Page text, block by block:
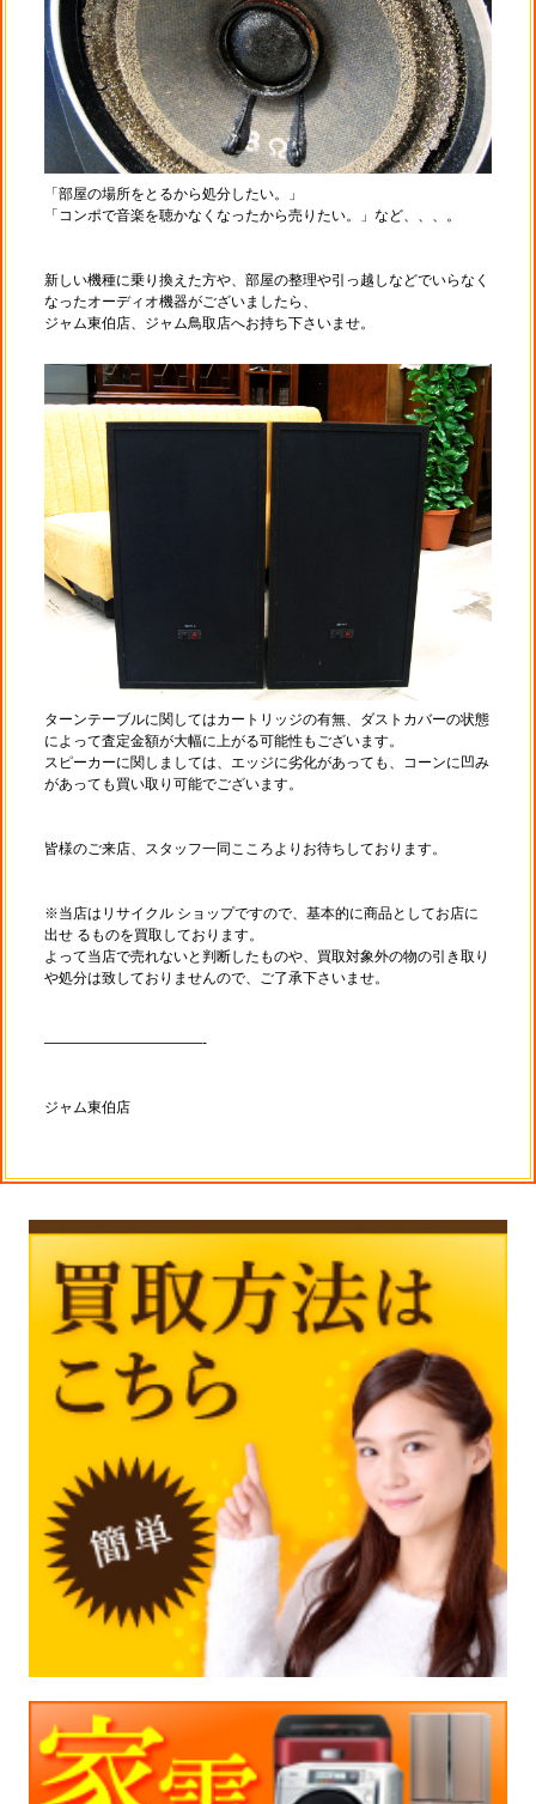
「部屋の場所をとるから処分したい。」
「コンポで音楽を聴かなくなったから売りたい。」など、、、。
新しい機種に乗り換えた方や、部屋の整理や引っ越しなどでいらなく
なったオーディオ機器がございましたら、
ジャム東伯店、ジャム鳥取店へお持ち下さいませ。
ターンテーブルに関してはカートリッジの有無、ダストカバーの状態
によって査定金額が大幅に上がる可能性もございます。
スピーカーに関しましては、エッジに劣化があっても、コーンに凹み
があっても買い取り可能でございます。
皆様のご来店、スタッフ一同こころよりお待ちしております。
※当店はリサイクル ショップですので、基本的に商品としてお店に
出せ るものを買取しております。
よって当店で売れないと判断したものや、買取対象外の物の引き取り
や処分は致しておりませんので、ご了承下さいませ。
———————————-
ジャム東伯店